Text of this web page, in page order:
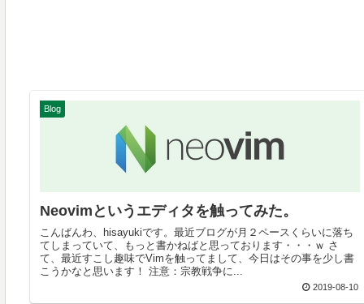
Blog
Neovimというエディタを触ってみた。
こんばんわ、hisayukiです。最近ブログが月２ペースくらいに落ち
てしまっていて、もっと書かねばと思っております・・・ｗ さ
て、最近すこし趣味でVimを触ってまして、今日はその事を少し書
こうかなと思います！ 注意：宗教戦争に...
2019-08-10